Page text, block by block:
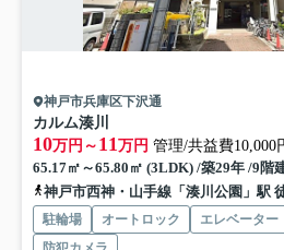
神戸市兵庫区下沢通
カルム湊川
10万円～ 11万円 管理/共益費10,000
65.17㎡～65.80㎡ (3LDK) /築29年 /9階
神戸市西神・山手線「湊川公園」駅
駐輪場 オートロック エレベーター